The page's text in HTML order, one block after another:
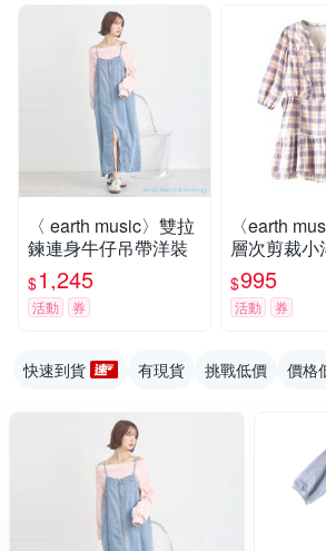
〈 earth music〉雙拉
鍊連身牛仔吊帶洋裝
$1,245
活動 券
〈earth
層次剪裁小
$995
活動 券
快速到貨 有現貨 挑戰低價 價格